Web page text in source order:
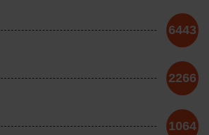
6443
2266
1064